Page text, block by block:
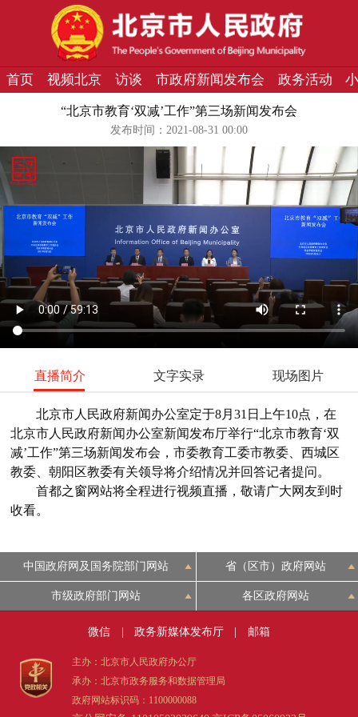
首页 视频北京 访谈 市政府新闻发布会 政务活动
“北京市教育‘双减’工作”第三场新闻发布会
发布时间：2021-08-31 00:00
直播简介 文字实录 现场图片
北京市人民政府新闻办公室定于8月31日上午10点，在
北京市人民政府新闻办公室新闻发布厅举行“北京市教育‘双
减’工作”第三场新闻发布会，市委教育工委市教委、西城区
教委、朝阳区教委有关领导将介绍情况并回答记者提问。
首都之窗网站将全程进行视频直播，敬请广大网友到时
收看。
中国政府网及国务院部门网站 省（区市）政府网站
市级政府部门网站 各区政府网站
微信 政务新媒体发布厅 邮箱
主办：北京市人民政府办公厅
承办：北京市政务服务和数据管理局
政府网站标识码：1100000088